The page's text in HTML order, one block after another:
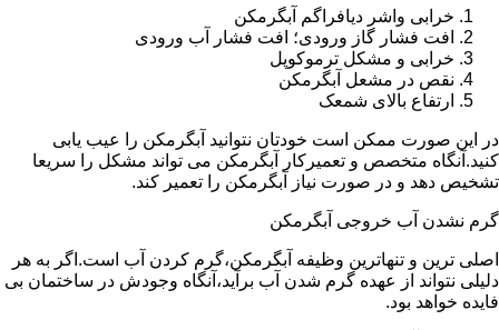
خرابی واشر دیافراگم آبگرمکن
افت فشار گاز ورودی؛ افت فشار آب ورودی
خرابی و مشکل ترموکوپل
نقص در مشعل آبگرمکن
ارتفاع بالای شمعک
در این صورت ممکن است خودتان نتوانید آبگرمکن را عیب یابی
کنید.آنگاه متخصص و تعمیرکار آبگرمکن می تواند مشکل را سریعا
تشخیص دهد و در صورت نیاز آبگرمکن را تعمیر کند.
گرم نشدن آب خروجی آبگرمکن
اصلی ترین و تنهاترین وظیفه آبگرمکن،گرم کردن آب است.اگر به هر
دلیلی نتواند از عهده گرم شدن آب برآید،آنگاه وجودش در ساختمان بی
فایده خواهد بود.